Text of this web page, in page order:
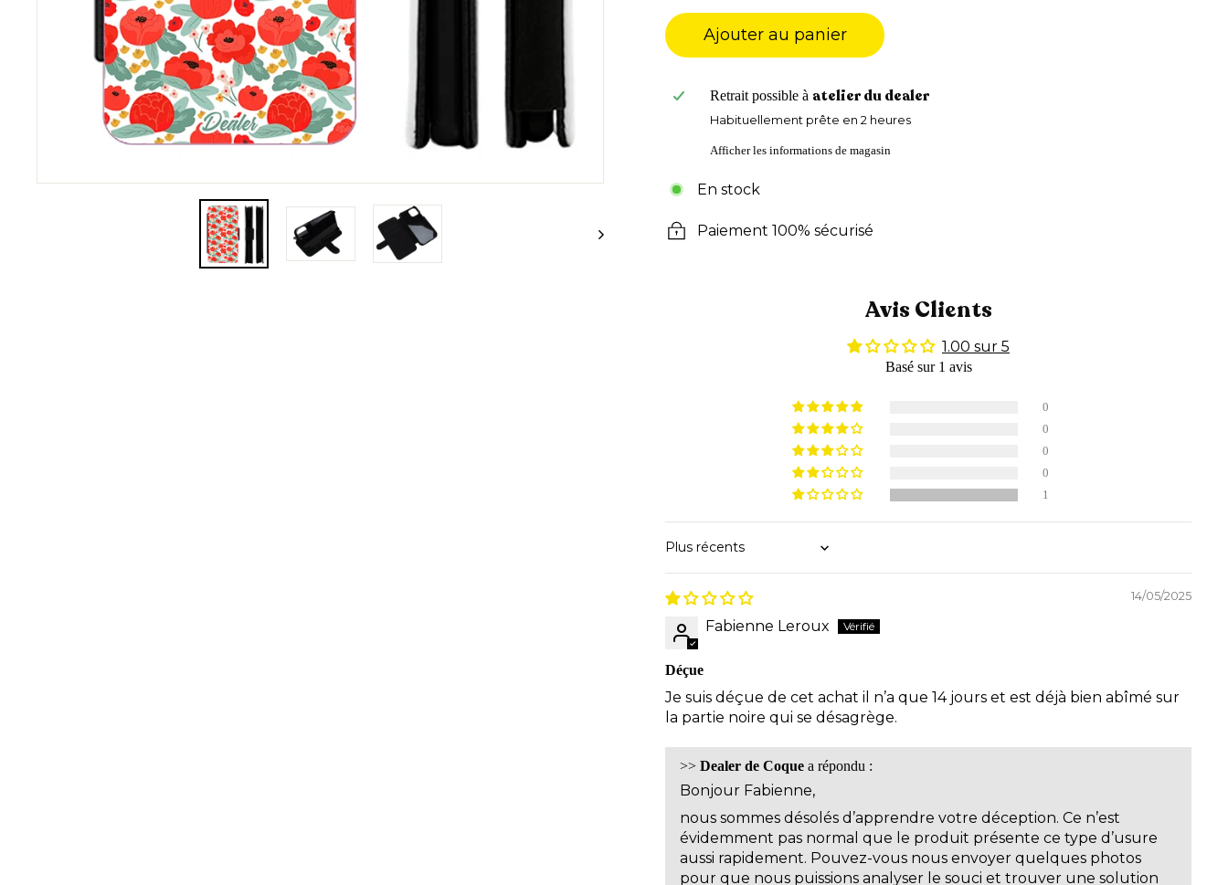
Ajouter au panier
Retrait possible à atelier du dealer
Habituellement prête en 2 heures
Afficher les informations de magasin
En stock
Paiement 100% sécurisé
Avis Clients
1.00 sur 5
Basé sur 1 avis
0
0
0
0
1
Sort by
14/05/2025
Fabienne Leroux
Déçue
Je suis déçue de cet achat il n’a que 14 jours et est déjà bien abîmé sur
la partie noire qui se désagrège.
>> Dealer de Coque a répondu :
Bonjour Fabienne,
nous sommes désolés d’apprendre votre déception. Ce n’est
évidemment pas normal que le produit présente ce type d’usure
aussi rapidement. Pouvez-vous nous envoyer quelques photos
pour que nous puissions analyser le souci et trouver une solution